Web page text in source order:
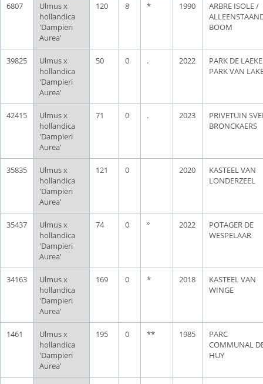
6807
Ulmus x
hollandica
'Dampieri
Aurea'
120 8 * 1990
ARBRE ISOLE /
BOOM
39825
Ulmus x
hollandica
'Dampieri
Aurea'
50 0 . 2022
PARK DE
PARK VAN
42415
Ulmus x
hollandica
'Dampieri
Aurea'
71 0 . 2023
PRIVETUIN
BRONCKAERS
35835
Ulmus x
hollandica
'Dampieri
Aurea'
121 0 2020
KASTEEL VAN
LONDERZEEL
35437
Ulmus x
hollandica
'Dampieri
Aurea'
74 0 ° 2022
POTAGER DE
WESPELAAR
34163
Ulmus x
hollandica
'Dampieri
Aurea'
169 0 * 2018
KASTEEL VAN
WINGE
1461
Ulmus x
hollandica
'Dampieri
Aurea'
195 0 ** 1985
PARC
COMMUNAL
HUY